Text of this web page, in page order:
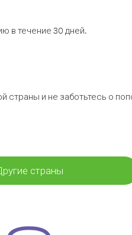
в течение 30 дней.
и не заботьтесь о
страны